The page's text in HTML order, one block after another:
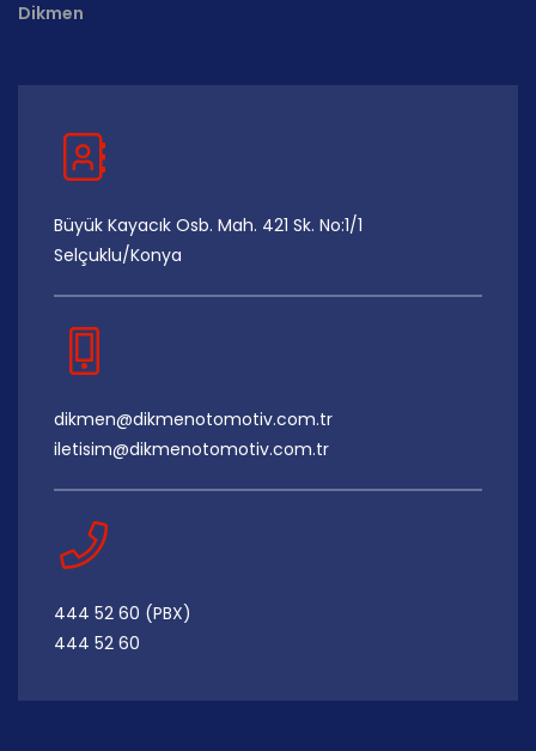
Dikmen
Büyük Kayacık Osb. Mah. 421 Sk. No:1/1
Selçuklu/Konya
dikmen@dikmenotomotiv.com.tr
iletisim@dikmenotomotiv.com.tr
444 52 60 (PBX)
444 52 60